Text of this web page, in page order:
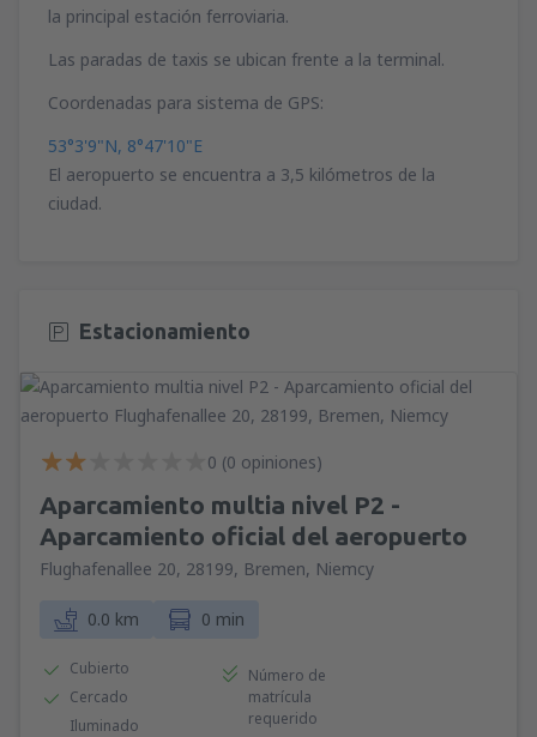
la principal estación ferroviaria.
Las paradas de taxis se ubican frente a la terminal.
Coordenadas para sistema de GPS:
53°3'9"N, 8°47'10"E
El aeropuerto se encuentra a 3,5 kilómetros de la
ciudad.
Estacionamiento
0 (0 opiniones)
Aparcamiento multia nivel P2 -
Aparcamiento oficial del aeropuerto
Flughafenallee 20, 28199, Bremen, Niemcy
0.0 km 0 min
Cubierto
Cercado
Iluminado
Número de
matrícula
requerido